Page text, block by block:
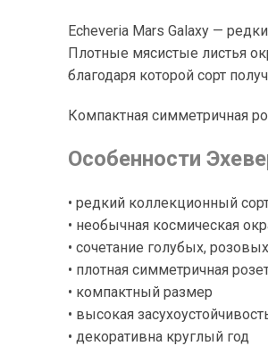
Echeveria Mars Galaxy —
Плотные мясистые листья
благодаря которой сорт
Компактная симметричная
Особенности
• редкий коллекционный
• необычная космическая
• сочетание голубых,
• плотная симметричная
• компактный размер
• высокая
• декоративна круглый год